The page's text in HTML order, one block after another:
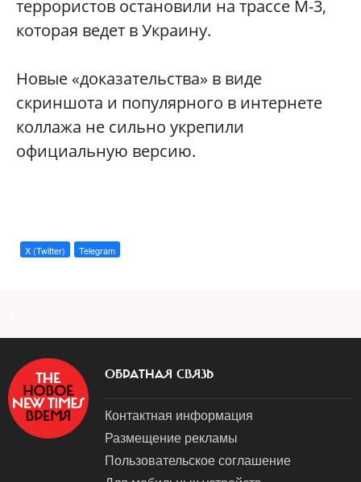
террористов остановили на трассе М-3,
которая ведет в Украину.
Новые «доказательства» в виде
скриншота и популярного в интернете
коллажа не сильно укрепили
официальную версию.
X (Twitter) Telegram
ОБРАТНАЯ СВЯЗЬ
Контактная информация
Размещение рекламы
Пользовательское соглашение